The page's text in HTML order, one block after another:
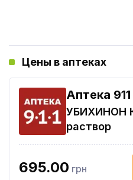
Цены в аптеках
Aптека 911
УБИХИНОН
раствор
695.00 грн